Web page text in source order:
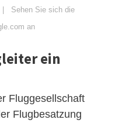
| Sehen Sie sich die
an
ein
Fluggesellschaft
Flugbesatzung